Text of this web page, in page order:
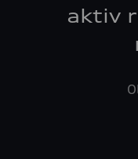
aktiv